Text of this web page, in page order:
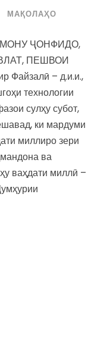
МАҚОЛАҲО
ҶОНФИДО,
ПЕШВОИ
Файзалӣ – д.и.и.,
технологии
сулҳу субот,
ки мардуми
миллиро зери
ва
ваҳдати миллӣ –